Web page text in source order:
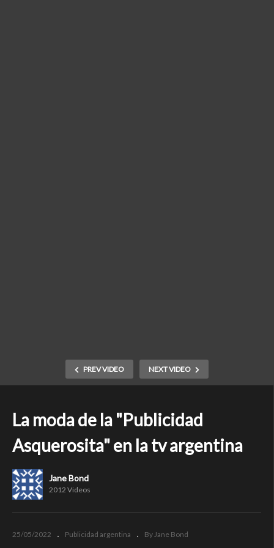
PREV VIDEO NEXT VIDEO
La moda de la "Publicidad
Asquerosita" en la tv argentina
Jane Bond
2012 Videos
25/05/2022 Publicidad argentina By Jane Bond